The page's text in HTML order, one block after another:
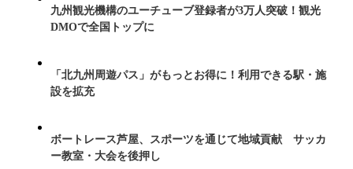
九州観光機構のユーチューブ登録者が3万人突破！観光
DMOで全国トップに
「北九州周遊パス」がもっとお得に！利用できる駅・施
設を拡充
ボートレース芦屋、スポーツを通じて地域貢献 サッカ
ー教室・大会を後押し